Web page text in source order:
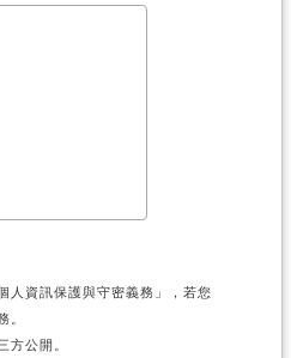
人資訊保護與守密義務」，若您
。
方公開。